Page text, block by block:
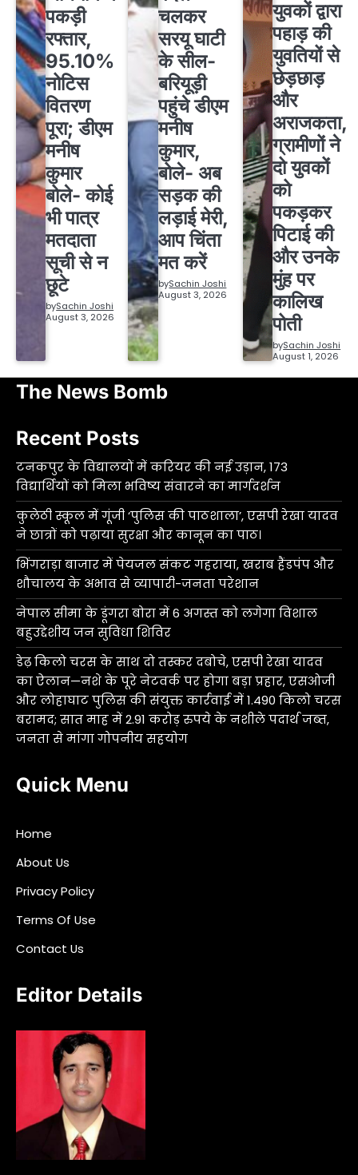
पकड़ी
रफ्तार,
95.10%
नोटिस
वितरण
पूरा; डीएम
मनीष
कुमार
बोले- कोई
भी पात्र
मतदाता
सूची से न
छूटे
bySachin Joshi
August 3, 2026
चलकर
सरयू घाटी
के सील-
बरियूड़ी
पहुंचे डीएम
मनीष
कुमार,
बोले- अब
सड़क की
लड़ाई मेरी,
आप चिंता
मत करें
bySachin Joshi
August 3, 2026
युवकों द्वारा
पहाड़ की
युवतियों से
छेड़छाड़
और
अराजकता,
ग्रामीणों ने
दो युवकों
को
पकड़कर
पिटाई की
और उनके
मुंह पर
कालिख
पोती
bySachin Joshi
August 1, 2026
The News Bomb
Recent Posts
टनकपुर के विद्यालयों में करियर की नई उड़ान, 173
विद्यार्थियों को मिला भविष्य संवारने का मार्गदर्शन
कुलेठी स्कूल में गूंजी ‘पुलिस की पाठशाला’, एसपी रेखा यादव
ने छात्रों को पढ़ाया सुरक्षा और कानून का पाठ।
भिंगराड़ा बाजार में पेयजल संकट गहराया, खराब हैंडपंप और
शौचालय के अभाव से व्यापारी-जनता परेशान
नेपाल सीमा के डूंगरा बोरा में 6 अगस्त को लगेगा विशाल
बहुउद्देशीय जन सुविधा शिविर
डेढ़ किलो चरस के साथ दो तस्कर दबोचे, एसपी रेखा यादव
का ऐलान—नशे के पूरे नेटवर्क पर होगा बड़ा प्रहार, एसओजी
और लोहाघाट पुलिस की संयुक्त कार्रवाई में 1.490 किलो चरस
बरामद; सात माह में 2.91 करोड़ रुपये के नशीले पदार्थ जब्त,
जनता से मांगा गोपनीय सहयोग
Quick Menu
Home
About Us
Privacy Policy
Terms Of Use
Contact Us
Editor Details